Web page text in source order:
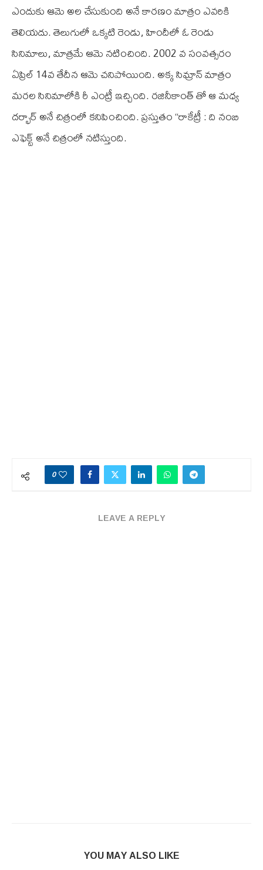
ఎందుకు ఆమె అల చేసుకుంది అనే కారణం మాత్రం ఎవరికి
తెలియదు. తెలుగులో ఒక్కటి రెండు, హిందీలో ఓ రెండు
సినిమాలు, మాత్రమే ఆమె నటించింది. 2002 వ సంవత్సరం
ఏప్రిల్ 14వ తేదీన ఆమె చనిపోయింది. అక్క సిమ్రాన్ మాత్రం
మరల సినిమాలోకి రీ ఎంట్రీ ఇచ్చింది. రజినీకాంత్ తో ఆ మధ్య
దర్భార్ అనే చిత్రంలో కనిపించింది. ప్రస్తుతం “రాకేట్రీ : ది నంబి
ఎఫెక్ట్ అనే చిత్రంలో నటిస్తుంది.
0
LEAVE A REPLY
YOU MAY ALSO LIKE